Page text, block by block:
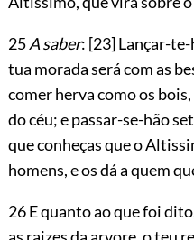
25A saber: [23]Lançar-te-
tua morada será com as
comer herva como os
do céu; e passar-se-hão
que conheças que o
homens, e os dá a quem
26 E quanto ao que foi